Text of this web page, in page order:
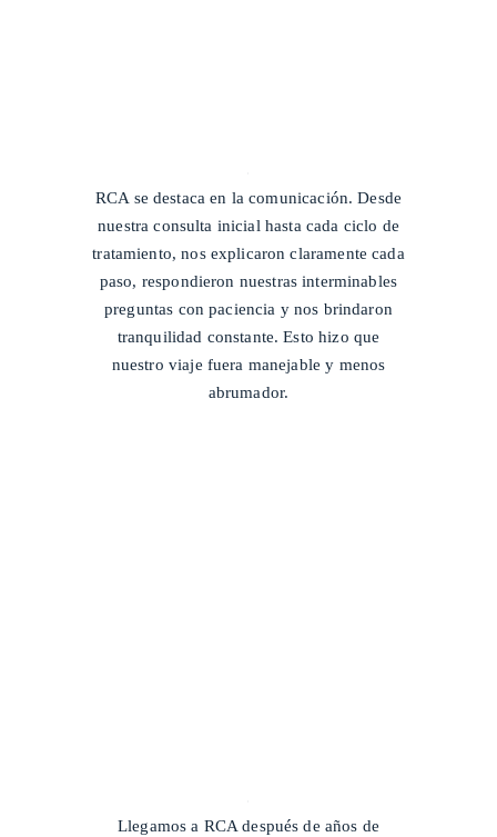
RCA se destaca en la comunicación. Desde
nuestra consulta inicial hasta cada ciclo de
tratamiento, nos explicaron claramente cada
paso, respondieron nuestras interminables
preguntas con paciencia y nos brindaron
tranquilidad constante. Esto hizo que
nuestro viaje fuera manejable y menos
abrumador.
Llegamos a RCA después de años de